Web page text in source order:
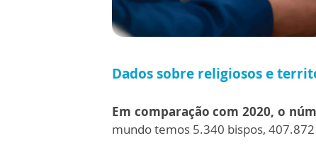
Dados sobre religiosos e
Em comparação com 2020, o
mundo temos 5.340 bispos,